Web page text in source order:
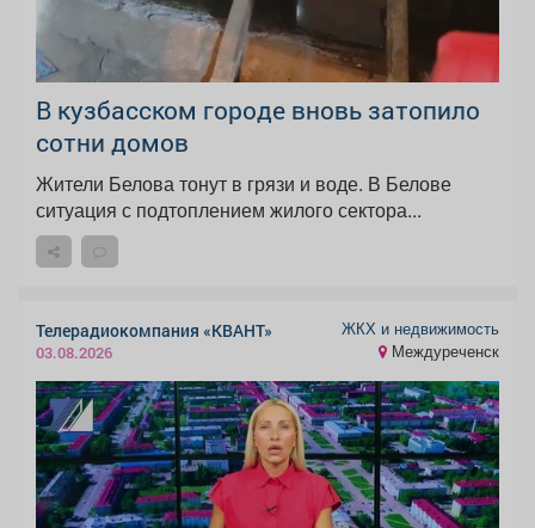
В кузбасском городе вновь затопило
сотни домов
Жители Белова тонут в грязи и воде. В Белове
ситуация с подтоплением жилого сектора...
Телерадиокомпания «КВАНТ»
03.08.2026
ЖКХ и недвижимость
Междуреченск